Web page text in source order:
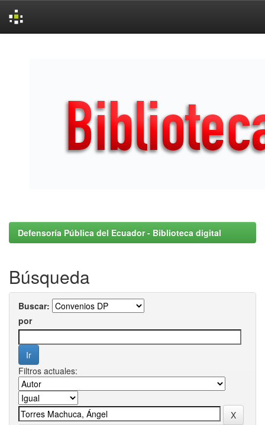
Defensoría Pública del Ecuador - Biblioteca digital
Búsqueda
Buscar:
por
Filtros actuales: